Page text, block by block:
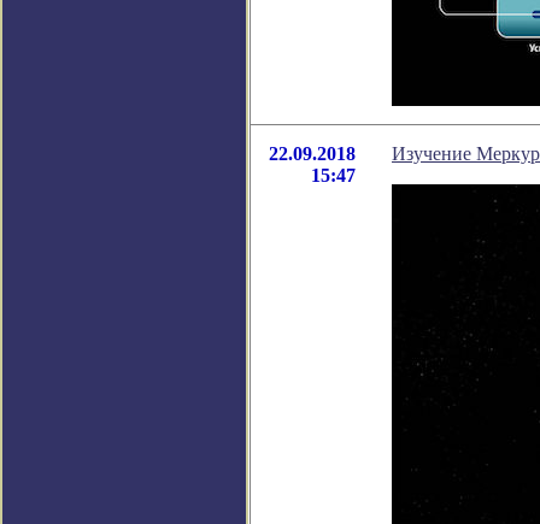
22.09.2018
15:47
Изучение